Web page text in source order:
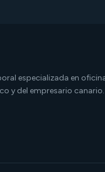
especializada en
y del empresario canario.